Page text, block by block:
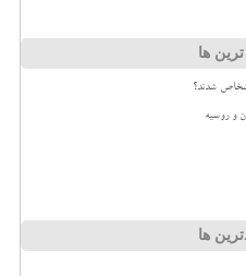
ها
شدند؟
و روسیه
ها